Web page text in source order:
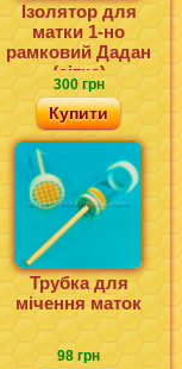
Ізолятор для
матки 1-но
рамковий Дадан
(сітка)
300 грн
Купити
Трубка для
мічення маток
98 грн